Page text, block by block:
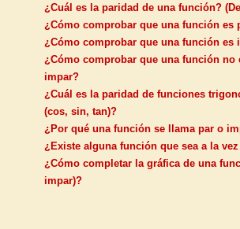
¿Cuál es la paridad de una función?
¿Cómo comprobar que una función es
¿Cómo comprobar que una función es
¿Cómo comprobar que una función no
impar?
¿Cuál es la paridad de funciones
(cos, sin, tan)?
¿Por qué una función se llama par o
¿Existe alguna función que sea a la
¿Cómo completar la gráfica de una
impar)?